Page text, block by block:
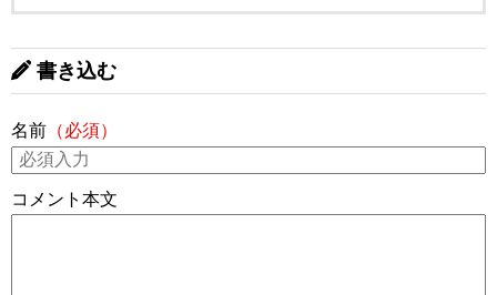
書き込む
名前 （必須）
コメント本文